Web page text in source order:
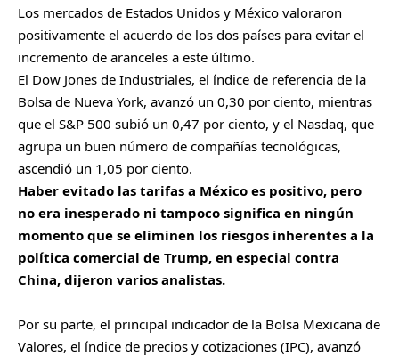
Los mercados de Estados Unidos y México valoraron
positivamente el acuerdo de los dos países para evitar el
incremento de aranceles a este último.
El Dow Jones de Industriales, el índice de referencia de la
Bolsa de Nueva York, avanzó un 0,30 por ciento, mientras
que el S&P 500 subió un 0,47 por ciento, y el Nasdaq, que
agrupa un buen número de compañías tecnológicas,
ascendió un 1,05 por ciento.
Haber evitado las tarifas a México es positivo, pero
no era inesperado ni tampoco significa en ningún
momento que se eliminen los riesgos inherentes a la
política comercial de Trump, en especial contra
China, dijeron varios analistas.
Por su parte, el principal indicador de la Bolsa Mexicana de
Valores, el índice de precios y cotizaciones (IPC), avanzó